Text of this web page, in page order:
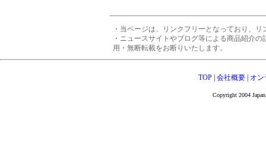
・当ページは、リンクフリーとなっており、
・ニュースサイトやブログ等による商品紹介
用・無断転載をお断りいたします。
TOP |会社概要 オ
Copyright 2004